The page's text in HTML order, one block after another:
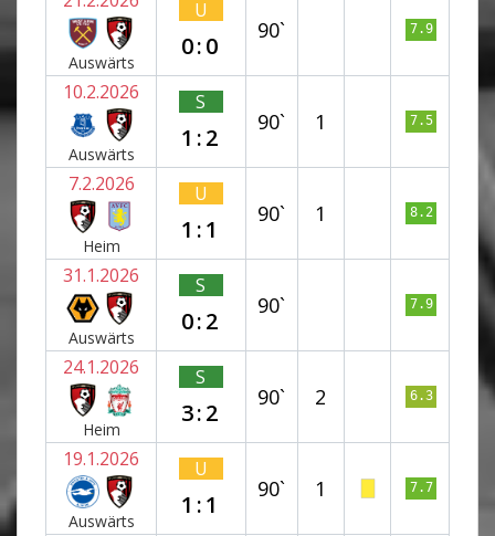
Auswärts
U
0:0
90` 7.9
10.2.2026
Auswärts
S
1:2
90` 1 7.5
7.2.2026
Heim
U
1:1
90` 1 8.2
31.1.2026
Auswärts
S
0:2
90` 7.9
24.1.2026
Heim
S
3:2
90` 2 6.3
19.1.2026
Auswärts
U
1:1
90` 1 7.7